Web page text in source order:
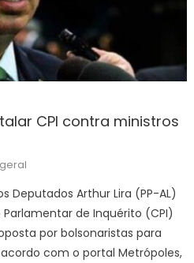
CPI contra ministros
Deputados Arthur Lira (PP-AL)
de Inquérito (CPI)
por bolsonaristas para
acordo com o portal Metrópoles,